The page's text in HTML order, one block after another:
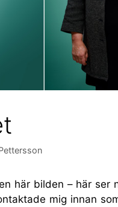
här bilden – här ser
mig innan